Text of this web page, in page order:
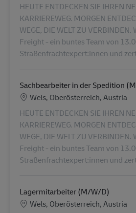
HEUTE ENTDECKEN SIE IHREN
KARRIEREWEG. MORGEN
WEGE, DIE WELT ZU
Freight - ein buntes Team von
Straßenfrachtexpert:innen und
Sachbearbeiter in der Spedition
LieuWels, Oberösterreich, Austria
HEUTE ENTDECKEN SIE IHREN
KARRIEREWEG. MORGEN
WEGE, DIE WELT ZU
Freight - ein buntes Team von
Straßenfrachtexpert:innen und
Lagermitarbeiter (M/W/D)
LieuWels, Oberösterreich, Austria